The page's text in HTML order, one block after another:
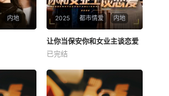
内地 2025 都市情爱 内地
未知
让你当保安你和女业主谈恋爱
已完结